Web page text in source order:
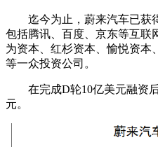
迄今为止，蔚来汽车已获
包括腾讯、百度、京东等互联
为资本、红杉资本、愉悦资本
等一众投资公司。
在完成D轮10亿美元融资
元。